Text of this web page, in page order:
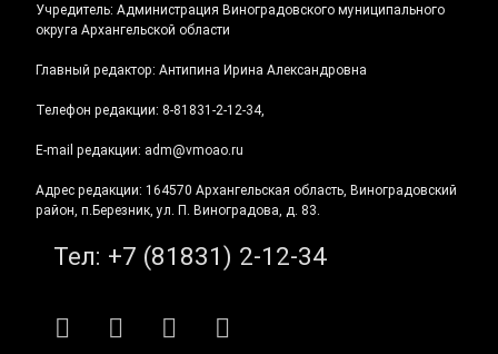
Учредитель: Администрация Виноградовского муниципального
округа Архангельской области
Главный редактор: Антипина Ирина Александровна
Телефон редакции: 8-81831-2-12-34,
E-mail редакции: adm@vmoao.ru
Адрес редакции: 164570 Архангельская область, Виноградовский
район, п.Березник, ул. П. Виноградова, д. 83.
Тел: +7 (81831) 2-12-34
RSS E-mailВКонтакте
Telegram